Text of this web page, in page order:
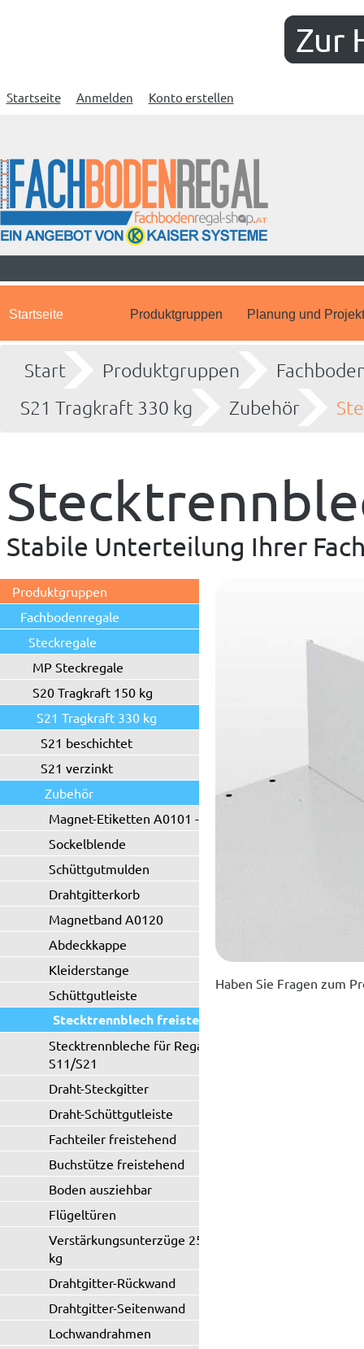
Zur
Startseite Anmelden Konto erstellen
Startseite Produktgruppen Planung und
Start Produktgruppen
S21 Tragkraft 330 kg
Zubehör
Stabile Unterteilung Ihrer
Produktgruppen
Fachbodenregale
Steckregale
MP Steckregale
S20 Tragkraft 150 kg
S21 Tragkraft 330 kg
S21 beschichtet
S21 verzinkt
Zubehör
Magnet-Etiketten A0101 - A0102
Sockelblende
Schüttgutmulden
Drahtgitterkorb
Magnetband A0120
Abdeckkappe
Kleiderstange
Schüttgutleiste
Stecktrennblech freistehend
Stecktrennbleche für Regaltyp
S11/S21
Draht-Steckgitter
Draht-Schüttgutleiste
Fachteiler freistehend
Buchstütze freistehend
Boden ausziehbar
Flügeltüren
Verstärkungsunterzüge 250 / 330
kg
Drahtgitter-Rückwand
Drahtgitter-Seitenwand
Lochwandrahmen
Haben Sie Fragen zum